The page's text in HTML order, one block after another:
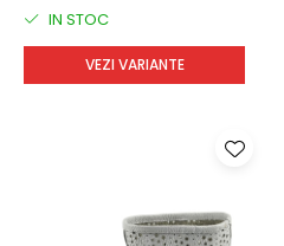
IN STOC
VEZI VARIANTE